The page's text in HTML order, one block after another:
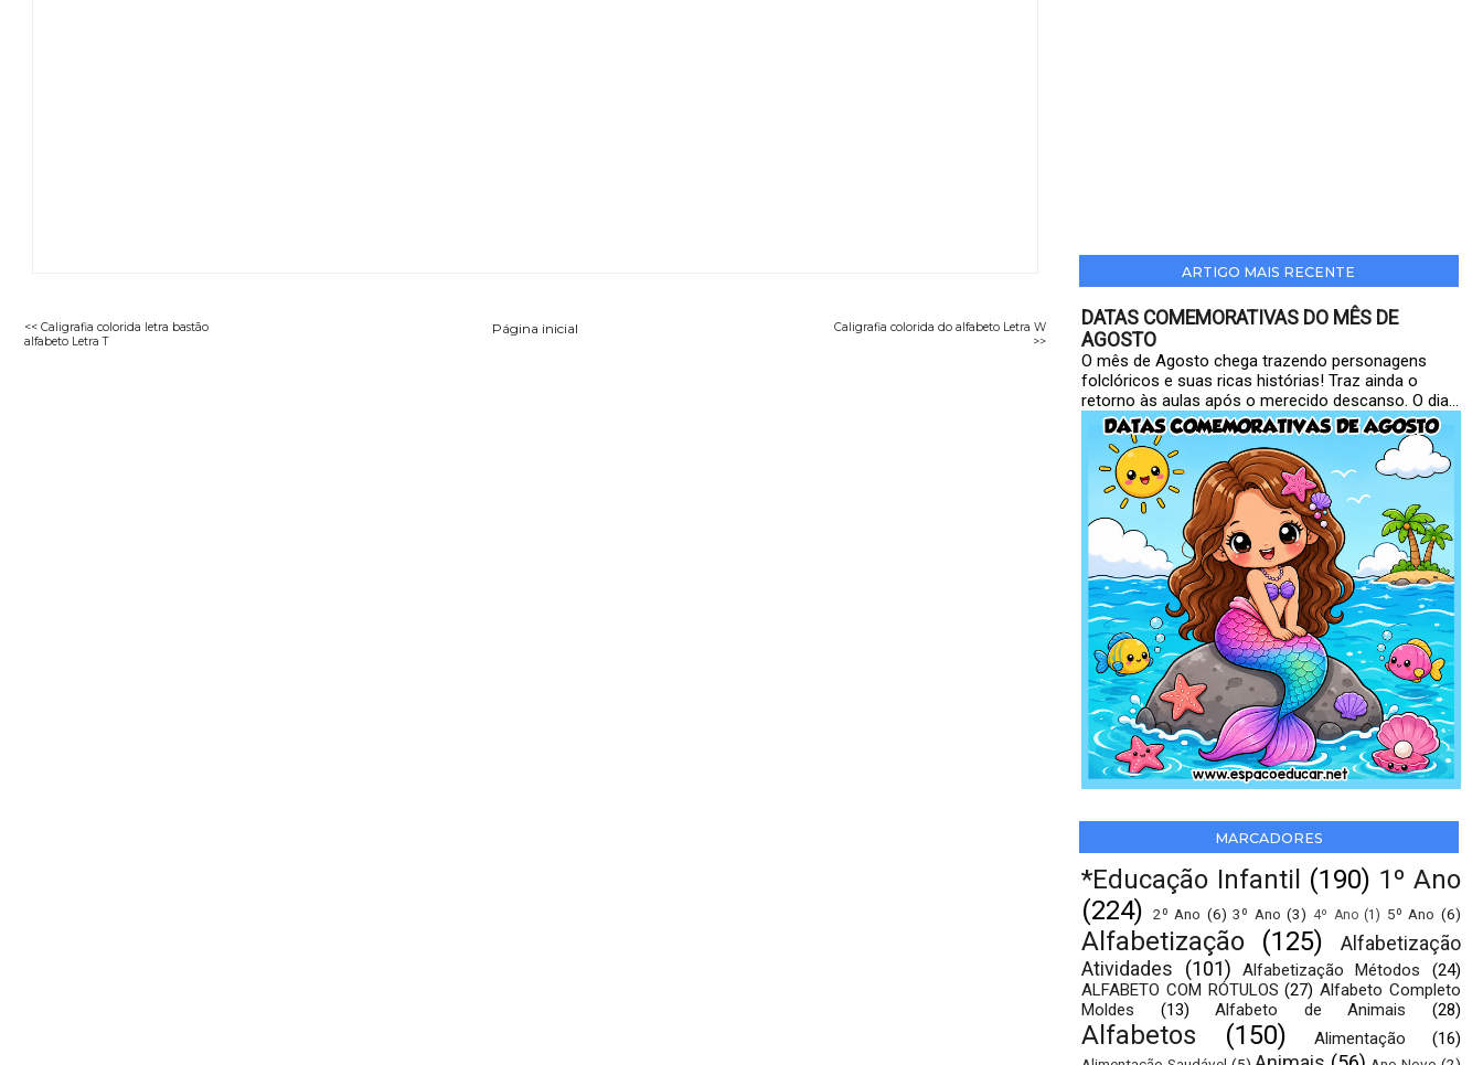
<< Caligrafia colorida letra bastão
alfabeto Letra T
Caligrafia colorida do alfabeto Letra W
>>
Página inicial
ARTIGO MAIS RECENTE
DATAS COMEMORATIVAS DO MÊS DE
AGOSTO
O mês de Agosto chega trazendo personagens
folclóricos e suas ricas histórias! Traz ainda o
retorno às aulas após o merecido descanso. O dia...
MARCADORES
*Educação Infantil (190) 1º Ano
(224)
2º Ano (6) 3º Ano (3) 4º Ano (1) 5º Ano (6)
Alfabetização (125)
Alfabetização
Atividades
(101) Alfabetização Métodos
(24)
ALFABETO COM RÓTULOS (27) Alfabeto Completo
Moldes
(13) Alfabeto de Animais (28)
Alfabetos (150) Alimentação (16)